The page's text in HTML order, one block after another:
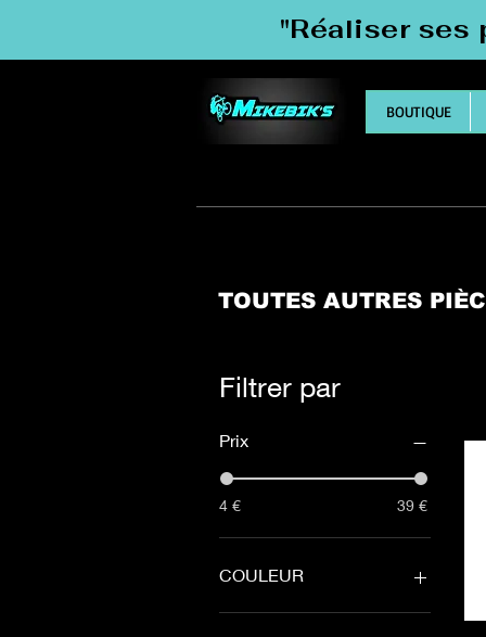
"Réaliser ses
BOUTIQUE
TOUTES AUTRES
Filtrer par
Prix
4 € 39 €
COULEUR